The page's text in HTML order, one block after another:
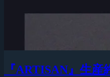
『ARTISAN』生